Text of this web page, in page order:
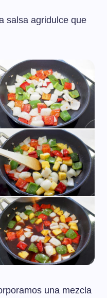
salsa agridulce que
una mezcla